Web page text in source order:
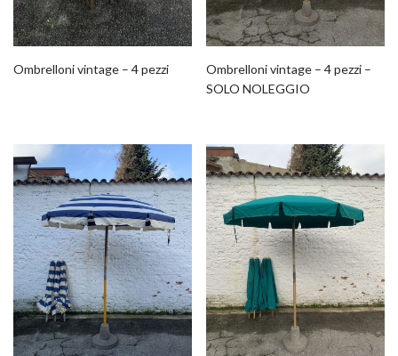
Ombrelloni vintage – 4 pezzi
Ombrelloni vintage – 4 pezzi –
SOLO NOLEGGIO